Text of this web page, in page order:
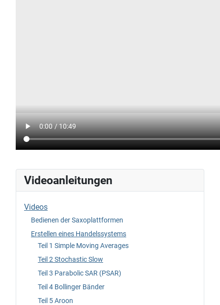
Videoanleitungen
Videos
Bedienen der Saxoplattformen
Erstellen eines Handelssystems
Teil 1 Simple Moving Averages
Teil 2 Stochastic Slow
Teil 3 Parabolic SAR (PSAR)
Teil 4 Bollinger Bänder
Teil 5 Aroon